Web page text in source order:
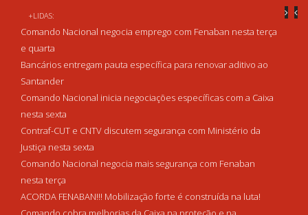
+LIDAS:
Comando Nacional negocia emprego com Fenaban nesta terça
e quarta
Bancários entregam pauta específica para renovar aditivo ao
Santander
Comando Nacional inicia negociações específicas com a Caixa
nesta sexta
Contraf-CUT e CNTV discutem segurança com Ministério da
Justiça nesta sexta
Comando Nacional negocia mais segurança com Fenaban
nesta terça
ACORDA FENABAN!!! Mobilização forte é construída na luta!